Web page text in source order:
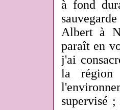
à fond
Albert à
paraît en
j'ai
la région
supervisé